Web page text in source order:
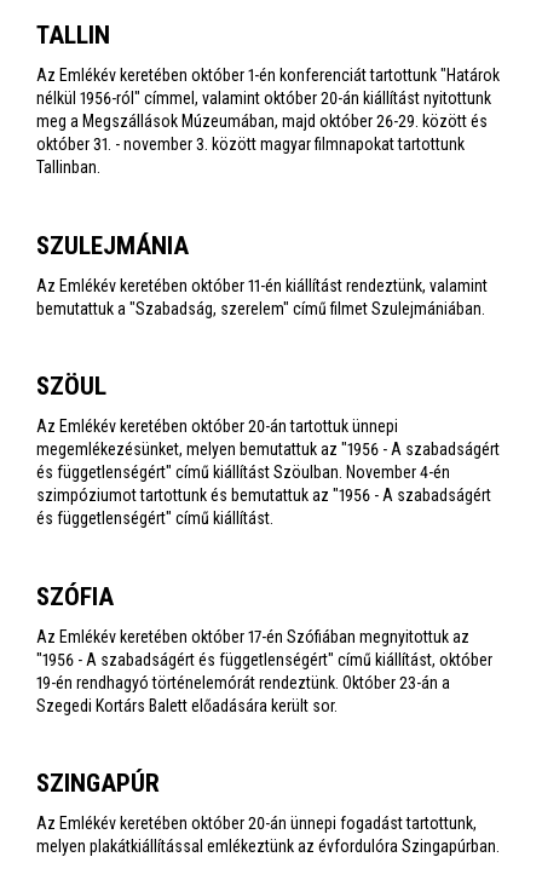
TALLIN
Az Emlékév keretében október 1-én konferenciát tartottunk "Határok
nélkül 1956-ról" címmel, valamint október 20-án kiállítást nyitottunk
meg a Megszállások Múzeumában, majd október 26-29. között és
október 31. - november 3. között magyar filmnapokat tartottunk
Tallinban.
SZULEJMÁNIA
Az Emlékév keretében október 11-én kiállítást rendeztünk, valamint
bemutattuk a "Szabadság, szerelem" című filmet Szulejmániában.
SZÖUL
Az Emlékév keretében október 20-án tartottuk ünnepi
megemlékezésünket, melyen bemutattuk az "1956 - A szabadságért
és függetlenségért" című kiállítást Szöulban. November 4-én
szimpóziumot tartottunk és bemutattuk az "1956 - A szabadságért
és függetlenségért" című kiállítást.
SZÓFIA
Az Emlékév keretében október 17-én Szófiában megnyitottuk az
"1956 - A szabadságért és függetlenségért" című kiállítást, október
19-én rendhagyó történelemórát rendeztünk. Október 23-án a
Szegedi Kortárs Balett előadására került sor.
SZINGAPÚR
Az Emlékév keretében október 20-án ünnepi fogadást tartottunk,
melyen plakátkiállítással emlékeztünk az évfordulóra Szingapúrban.